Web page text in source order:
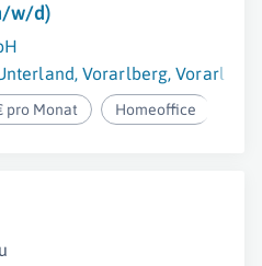
w/d)
,Vorarlberg,
pro Monat Homeoffice